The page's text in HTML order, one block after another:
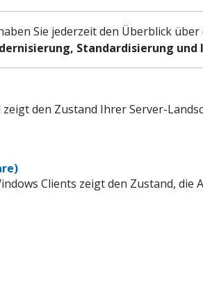
Sie jederzeit den Überblick
Standardisierung
zeigt den Zustand Ihrer Server-
Clients zeigt den Zustand,